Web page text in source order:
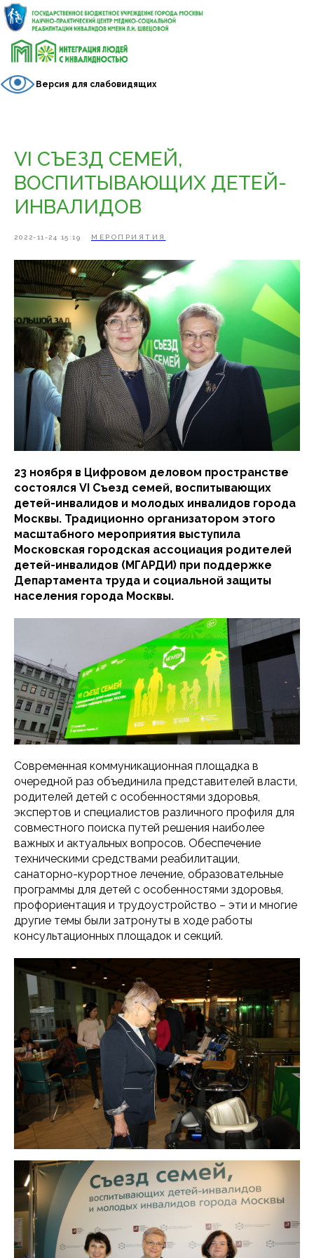
Версия для слабовидящих
VI СЪЕЗД СЕМЕЙ,
ВОСПИТЫВАЮЩИХ ДЕТЕЙ-
ИНВАЛИДОВ
2022-11-24 15:19 МЕРОПРИЯТИЯ
23 ноября в Цифровом деловом пространстве
состоялся VI Съезд семей, воспитывающих
детей-инвалидов и молодых инвалидов города
Москвы. Традиционно организатором этого
масштабного мероприятия выступила
Московская городская ассоциация родителей
детей-инвалидов (МГАРДИ) при поддержке
Департамента труда и социальной защиты
населения города Москвы.
Современная коммуникационная площадка в
очередной раз объединила представителей власти,
родителей детей с особенностями здоровья,
экспертов и специалистов различного профиля для
совместного поиска путей решения наиболее
важных и актуальных вопросов. Обеспечение
техническими средствами реабилитации,
санаторно-курортное лечение, образовательные
программы для детей с особенностями здоровья,
профориентация и трудоустройство – эти и многие
другие темы были затронуты в ходе работы
консультационных площадок и секций.